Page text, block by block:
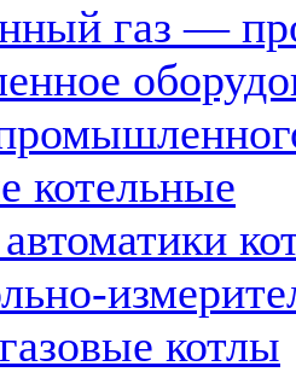
газ —
котельные
котлы